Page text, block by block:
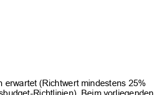
erwartet (Richtwert mindestens 25%
-Richtlinien). Beim vorliegenden